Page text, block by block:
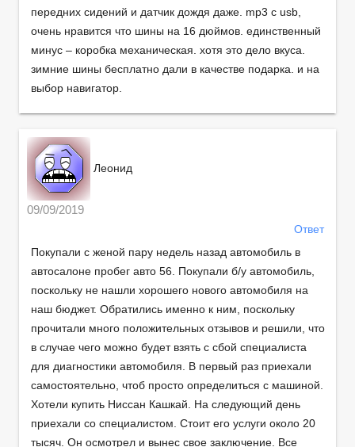
передних сидений и датчик дождя даже. mp3 с usb,
очень нравится что шины на 16 дюймов. единственный
минус – коробка механическая. хотя это дело вкуса.
зимние шины бесплатно дали в качестве подарка. и на
выбор навигатор.
Леонид
09/09/2019
Ответ
Покупали с женой пару недель назад автомобиль в
автосалоне пробег авто 56. Покупали б/у автомобиль,
поскольку не нашли хорошего нового автомобиля на
наш бюджет. Обратились именно к ним, поскольку
прочитали много положительных отзывов и решили, что
в случае чего можно будет взять с сбой специалиста
для диагностики автомобиля. В первый раз приехали
самостоятельно, чтоб просто определиться с машиной.
Хотели купить Ниссан Кашкай. На следующий день
приехали со специалистом. Стоит его услуги около 20
тысяч. Он осмотрел и вынес свое заключение. Все